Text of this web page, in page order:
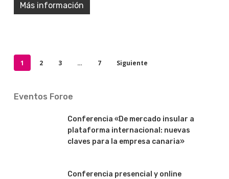
Más información
1 2 3 … 7 Siguiente
Eventos Foroe
Conferencia «De mercado insular a
plataforma internacional: nuevas
claves para la empresa canaria»
Conferencia presencial y online